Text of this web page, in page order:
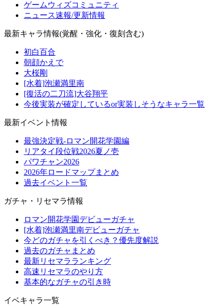
ゲームウィズコミュニティ
ニュース速報/更新情報
最新キャラ情報(覚醒・強化・復刻含む)
初白百合
朝顔かえで
大桜剛
[水着]泡瀬満里南
[復活の二刀流]大谷翔平
今後実装が確定しているor実装しそうなキャラ一覧
最新イベント情報
最強決定戦-ロマン開花学園編
リアタイ段位戦2026夏ノ壱
パワチャン2026
2026年ロードマップまとめ
過去イベント一覧
ガチャ・リセマラ情報
ロマン開花学園デビューガチャ
[水着]泡瀬満里南デビューガチャ
今どのガチャを引くべき？優先度解説
過去のガチャまとめ
最新リセマラランキング
高速リセマラのやり方
基本的なガチャの引き時
イベキャラ一覧